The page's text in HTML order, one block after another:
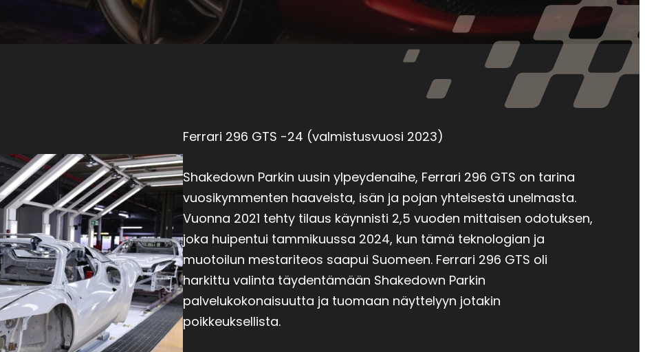
Ferrari 296 GTS -24 (valmistusvuosi 2023)
Shakedown Parkin uusin ylpeydenaihe, Ferrari 296 GTS on tarina
vuosikymmenten haaveista, isän ja pojan yhteisestä unelmasta.
Vuonna 2021 tehty tilaus käynnisti 2,5 vuoden mittaisen odotuksen,
joka huipentui tammikuussa 2024, kun tämä teknologian ja
muotoilun mestariteos saapui Suomeen. Ferrari 296 GTS oli
harkittu valinta täydentämään Shakedown Parkin
palvelukokonaisuutta ja tuomaan näyttelyyn jotakin
poikkeuksellista.